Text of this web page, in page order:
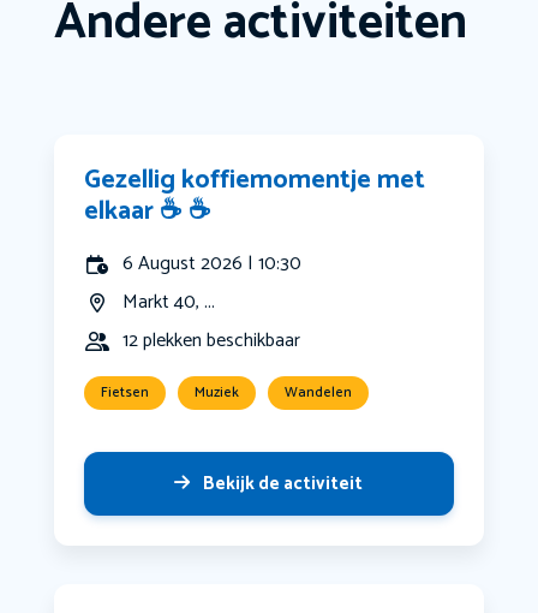
Andere activiteiten
Gezellig koffiemomentje met
elkaar ☕️ ☕️
6 August 2026 | 10:30
Markt 40, ...
12 plekken beschikbaar
Fietsen Muziek Wandelen
Bekijk de activiteit